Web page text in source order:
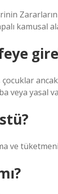
kamusal
çocuklar
veya yasal
ve